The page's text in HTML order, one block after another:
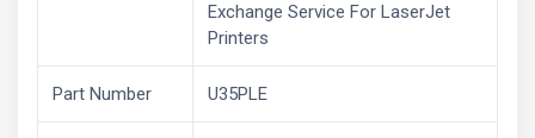
Exchange Service For LaserJet
Printers
Part Number U35PLE